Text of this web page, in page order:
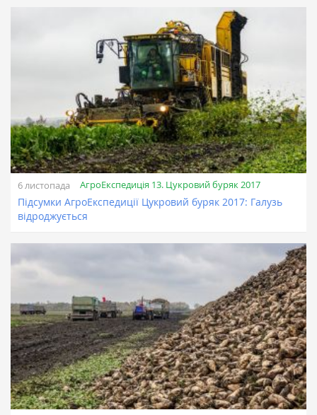
6 листопада АгроЕкспедиція 13. Цукровий буряк 2017
Підсумки АгроЕкспедиції Цукровий буряк 2017: Галузь
відроджується